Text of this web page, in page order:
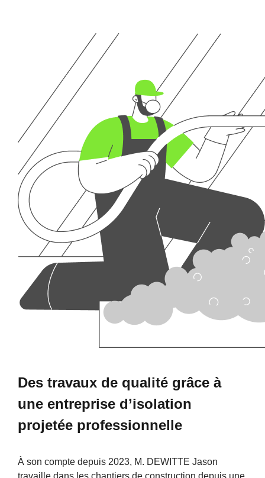
Des travaux de qualité grâce à
une entreprise d’isolation
projetée professionnelle
À son compte depuis 2023, M. DEWITTE Jason
travaille dans les chantiers de construction depuis une